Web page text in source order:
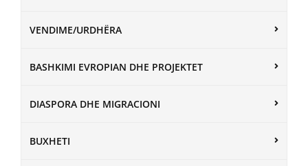
VENDIME/URDHËRA
BASHKIMI EVROPIAN DHE PROJEKTET
DIASPORA DHE MIGRACIONI
BUXHETI